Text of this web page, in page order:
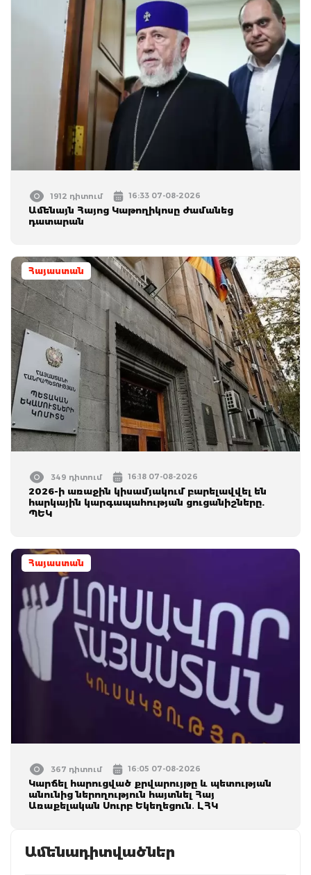
1912 դիտում 16:33 07-08-2026
Ամենայն Հայոց Կաթողիկոսը ժամանեց
դատարան
Հայաստան
349 դիտում 16:18 07-08-2026
2026-ի առաջին կիսամյակում բարելավվել են
հարկային կարգապահության ցուցանիշները.
ՊԵԿ
Հայաստան
367 դիտում 16:05 07-08-2026
Կարճել հարուցված քրվարույթը և պետության
անունից ներողություն հայտնել Հայ
Առաքելական Սուրբ Եկեղեցուն․ ԼՀԿ
Ամենադիտվածներ